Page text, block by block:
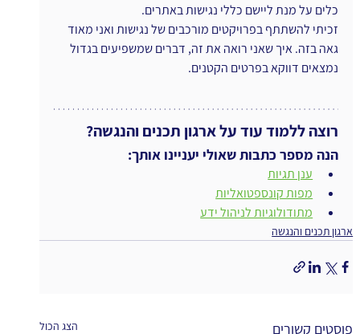
כלים על מנת ליישם כללי נגישות באתרים.
זכיתי להשתתף בפרויקטים מורכבים של נגישות ואני מאוד
גאה בזה. איך שאני רואה את זה, דברים שמשפיעים בגדול
נמצאים דווקא בפרטים הקטנים.
רוצה ללמוד עוד על ארגון תכנים והנגשה?
הנה מספר כתבות שאולי יעניינו אותך:
ענן תגיות
מפות קונספטואליות
מתודולוגיות לניהול ידע
ארגון תכנים והנגשה
פוסטים קשורים הצג הכול